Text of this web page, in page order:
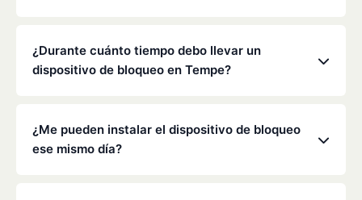
concreta, pero Low Cost Interlock ofrece tarifas
mensuales competitivas sin gastos ocultos. Ponte
de los clientes pagan entre 70 y 100 dólares al mes,
incluyendo la supervisión y la calibración.
¿Durante cuánto tiempo debo llevar un
dispositivo de bloqueo en Tempe?
dispositivo de bloqueo la determinan el
Departamento de Tráfico de Arizona y los
¿Me pueden instalar el dispositivo de bloqueo
ese mismo día?